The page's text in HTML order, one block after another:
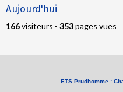
Aujourd'hui
166visiteurs - 353pages vues
ETS Prudhomme :